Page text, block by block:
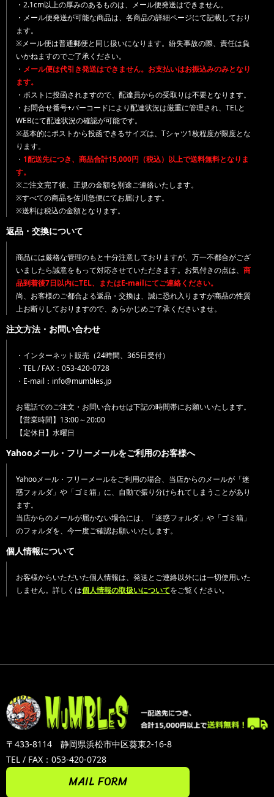
・2.1cm以上の厚みのあるものは、メール便発送はできません。
・メール便発送が可能な商品は、各商品の詳細ページにて記載しており
ます。
※メール便は普通郵便と同じ扱いになります。紛失事故の際、責任は負
いかねますのでご了承ください。
・ メール便は代引き発送はできません。お支払いはお振込みのみとなり
ます。
・ポストに投函されますので、配達員からの受取りは不要となります。
・お問合せ番号+バーコードにより配達状況は厳重に管理され、TELと
WEBにて配達状況の確認が可能です。
※基本的にポストから投函できるサイズは、Tシャツ1枚程度が限度とな
ります。
・ 1配送先につき、商品合計15,000円（税込）以上で送料無料となりま
す。
※ご注文完了後、正規の金額を別途ご連絡いたします。
※すべての商品を佐川急便にてお届けします。
※送料は税込の金額となります。
返品・交換について
商品には厳格な管理のもと十分注意しておりますが、万一不都合がござ
いましたら誠意をもって対応させていただきます。お気付きの点は、 商
品到着後7日以内にTEL、またはE-mailにてご連絡ください。
尚、お客様のご都合よる返品・交換は、誠に恐れ入りますが商品の性質
上お断りしておりますので、あらかじめご了承くださいませ。
注文方法・お問い合わせ
・インターネット販売（24時間、365日受付）
・TEL / FAX：053-420-0728
・E-mail：info@mumbles.jp
お電話でのご注文・お問い合わせは下記の時間帯にお願いいたします。
【営業時間】13:00～20:00
【定休日】水曜日
Yahooメール・フリーメールをご利用のお客様へ
Yahooメール・フリーメールをご利用の場合、当店からのメールが「迷
惑フォルダ」や「ゴミ箱」に、自動で振り分けられてしまうことがあり
ます。
当店からのメールが届かない場合には、「迷惑フォルダ」や「ゴミ箱」
のフォルダを、今一度ご確認お願いいたします。
個人情報について
お客様からいただいた個人情報は、発送とご連絡以外には一切使用いた
しません。詳しくは個人情報の取扱いについてをご覧ください。
〒433-8114 静岡県浜松市中区葵東2-16-8
TEL / FAX：053-420-0728
MAIL FORM